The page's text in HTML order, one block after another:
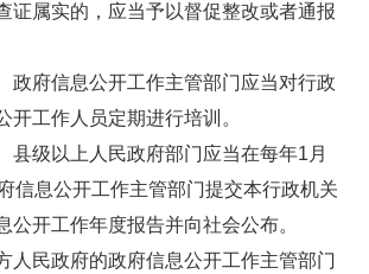
证属实的，应当予以督促整改或者通报
府信息公开工作主管部门应当对行政
开工作人员定期进行培训。
级以上人民政府部门应当在每年1月
信息公开工作主管部门提交本行政机关
公开工作年度报告并向社会公布。
人民政府的政府信息公开工作主管部门